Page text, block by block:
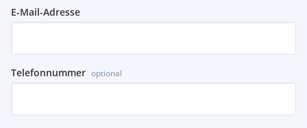
E-Mail-Adresse
Telefonnummer optional